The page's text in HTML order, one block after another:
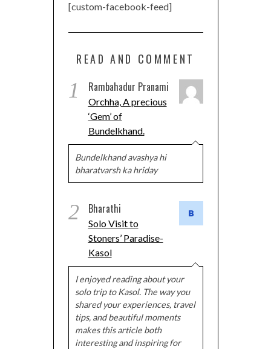
[custom-facebook-feed]
READ AND COMMENT
1 Rambahadur Pranami
Orchha, A precious
‘Gem’ of
Bundelkhand.
Bundelkhand avashya hi
bharatvarsh ka hriday
2 Bharathi
Solo Visit to
Stoners’ Paradise-
Kasol
I enjoyed reading about your
solo trip to Kasol. The way you
shared your experiences, travel
tips, and beautiful moments
makes this article both
interesting and inspiring for